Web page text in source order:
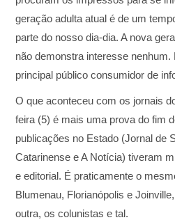
geração adulta atual é de um
parte do nosso dia-dia. A nova
não demonstra interesse nenhum.
principal público consumidor de
O que aconteceu com os jornais
feira (5) é mais uma prova do fim
publicações no Estado (Jornal de
Catarinense e A Notícia) tiveram
e editorial. É praticamente o
Blumenau, Florianópolis e
outra, os colunistas e tal.